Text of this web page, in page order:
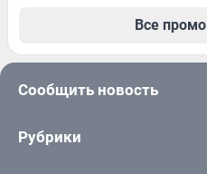
Все
Сообщить новость
Рубрики